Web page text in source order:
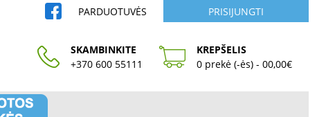
PARDUOTUVĖS PRISIJUNGTI
SKAMBINKITE
+370 600 55111
KREPŠELIS
0 prekė (-ės) - 00,00€